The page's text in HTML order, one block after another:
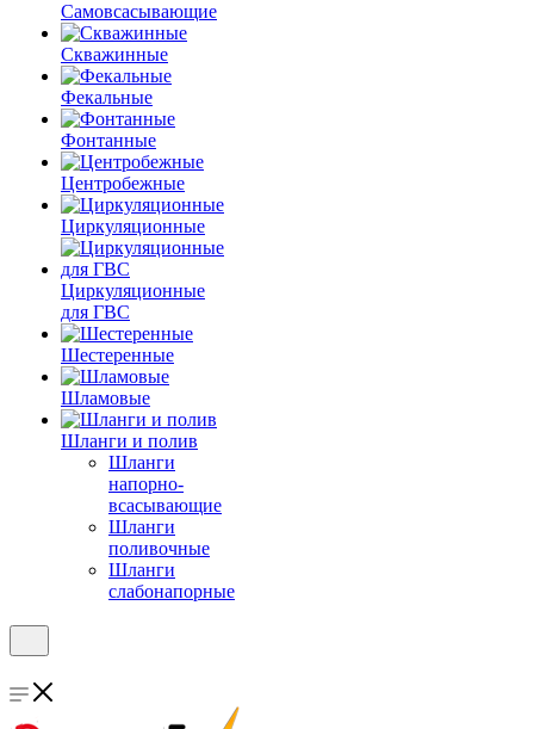
Самовсасывающие
Скважинные
Фекальные
Фонтанные
Центробежные
Циркуляционные
Циркуляционные
для ГВС
Шестеренные
Шламовые
Шланги и полив
Шланги
напорно-
всасывающие
Шланги
поливочные
Шланги
слабонапорные